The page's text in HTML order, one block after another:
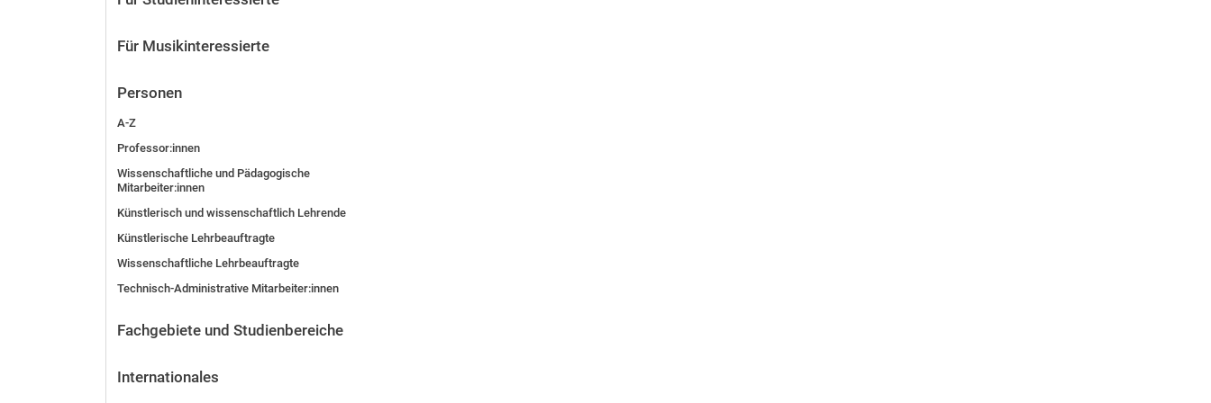
Für Musikinteressierte
Personen
A-Z
Professor:innen
Wissenschaftliche und Pädagogische
Mitarbeiter:innen
Künstlerisch und wissenschaftlich Lehrende
Künstlerische Lehrbeauftragte
Wissenschaftliche Lehrbeauftragte
Technisch-Administrative Mitarbeiter:innen
Fachgebiete und Studienbereiche
Internationales